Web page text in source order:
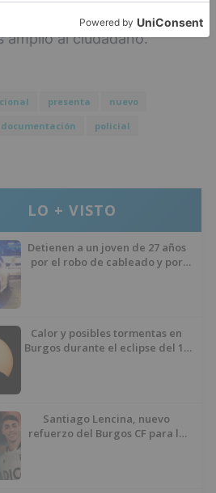
un servicio más rápido,
amplio al ciudadano.
presenta
nuevo
documentación
policial
LO + VISTO
Detienen a un joven de 27 años
por el robo de cableado y por
Calor y posibles tormentas en
Burgos durante el eclipse del 12
Santiago Lencina, nuevo
refuerzo del Burgos CF para la